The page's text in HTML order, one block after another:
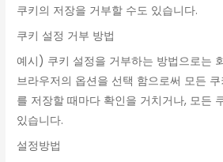
쿠키의 저장을 거부할 수도 있습니다.
쿠키 설정 거부 방법
예시) 쿠키 설정을 거부하는 방법으로는
브라우저의 옵션을 선택 함으로써 모든
를 저장할 때마다 확인을 거치거나, 모든
있습니다.
설정방법